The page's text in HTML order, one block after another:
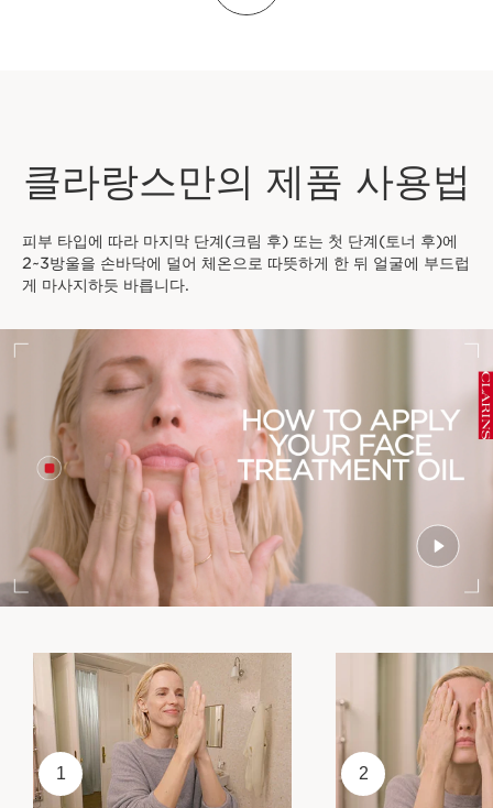
클라랑스만의 제품 사용법
피부 타입에 따라 마지막 단계(크림 후) 또는 첫 단계(토너 후)에
2~3방울을 손바닥에 덜어 체온으로 따뜻하게 한 뒤 얼굴에 부드럽
게 마사지하듯 바릅니다.
1 2